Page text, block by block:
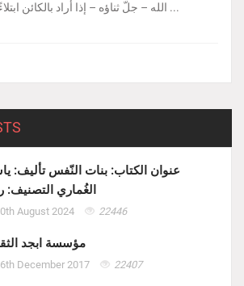
الله – جلّ ثناؤه – إذا أراد بالكائن ابتلاءً ...
عنوان الكتاب: بنات النّفس تأليف:
الغُماري التصنيف:
August 2024 22446
مؤسسة ابجد
December 2017 22407